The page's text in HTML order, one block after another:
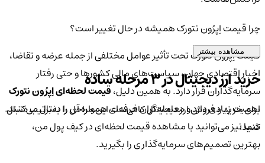
چرا قیمت اِپرُون نتورک همیشه در حال تغییر است؟
قیمت اِپرُون نتورک تحت تأثیر عوامل مختلفی از جمله عرضه و تقاضا،
اخبار اقتصادی جهان، سیاست‌های مالی کشورها و حتی رفتار
سرمایه‌گذاران قرار دارد. به همین دلیل،قیمت لحظه‌ای اِپرُون نتورک
اهمیت زیادی دارد و معامله‌گران حرفه‌ای همواره آن را دنبال می‌کنند.
شما نیز می‌توانید با مشاهده قیمت لحظه‌ای در کیف پول من،
بهترین تصمیم‌های سرمایه‌گذاری را بگیرید.
مشاهده بیشتر
خرید ارز دیجیتال در 3 مرحله ساده
برای خرید و فروش ارز دیجیتال کافی‌ست این مراحل را به‌ترتیب دنبال
کنید: